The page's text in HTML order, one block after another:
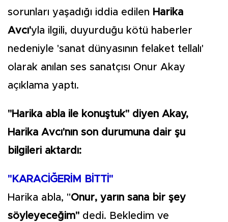
sorunları yaşadığı iddia edilen Harika
Avcı'yla ilgili, duyurduğu kötü haberler
nedeniyle 'sanat dünyasının felaket tellalı'
olarak anılan ses sanatçısı Onur Akay
açıklama yaptı.
"Harika abla ile konuştuk" diyen Akay,
Harika Avcı'nın son durumuna dair şu
bilgileri aktardı:
"KARACİĞERİM BİTTİ"
Harika abla, "Onur, yarın sana bir şey
söyleyeceğim" dedi. Bekledim ve